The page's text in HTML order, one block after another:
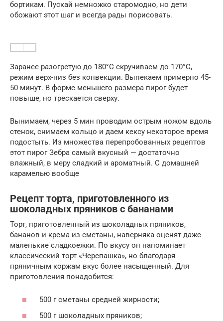
бортикам. Пускай немножко старомодно, но дети
обожают этот шаг и всегда рады порисовать.
Заранее разогретую до 180°С скручиваем до 170°С,
режим верх-низ без конвекции. Выпекаем примерно 45-
50 минут. В форме меньшего размера пирог будет
повыше, но трескается сверху.
Вынимаем, через 5 мин проводим острым ножом вдоль
стенок, снимаем кольцо и даем кексу некоторое время
подостыть. Из множества перепробованных рецептов
этот пирог Зебра самый вкусный — достаточно
влажный, в меру сладкий и ароматный. С домашней
карамелью вообще
Рецепт торта, приготовленного из
шоколадных пряников с бананами
Торт, приготовленный из шоколадных пряников,
бананов и крема из сметаны, наверняка оценят даже
маленькие сладкоежки. По вкусу он напоминает
классический торт «Черепашка», но благодаря
пряничным коржам вкус более насыщенный. Для
приготовления понадобится:
500 г сметаны средней жирности;
500 г шоколадных пряников;